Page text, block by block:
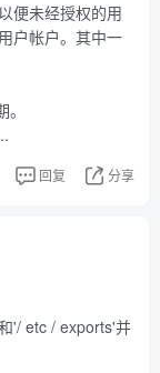
便未经授权的用
户帐户。其中一
回复 分享
'/ etc / exports'并